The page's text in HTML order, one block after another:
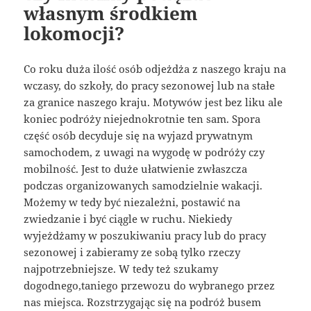
własnym środkiem
lokomocji?
Co roku duża ilość osób odjeżdża z naszego kraju na
wczasy, do szkoły, do pracy sezonowej lub na stałe
za granice naszego kraju. Motywów jest bez liku ale
koniec podróży niejednokrotnie ten sam. Spora
część osób decyduje się na wyjazd prywatnym
samochodem, z uwagi na wygodę w podróży czy
mobilność. Jest to duże ułatwienie zwłaszcza
podczas organizowanych samodzielnie wakacji.
Możemy w tedy być niezależni, postawić na
zwiedzanie i być ciągle w ruchu. Niekiedy
wyjeżdżamy w poszukiwaniu pracy lub do pracy
sezonowej i zabieramy ze sobą tylko rzeczy
najpotrzebniejsze. W tedy też szukamy
dogodnego,taniego przewozu do wybranego przez
nas miejsca. Rozstrzygając się na podróż busem